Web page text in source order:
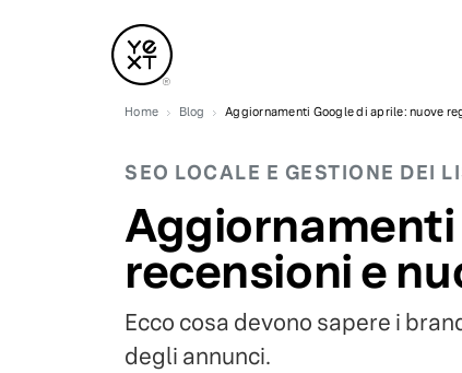
Home Blog Aggiornamenti Google di aprile: nuove
SEO LOCALE E GESTIONE DEI
Aggiornamenti
recensioni e
Ecco cosa devono sapere i
degli annunci.